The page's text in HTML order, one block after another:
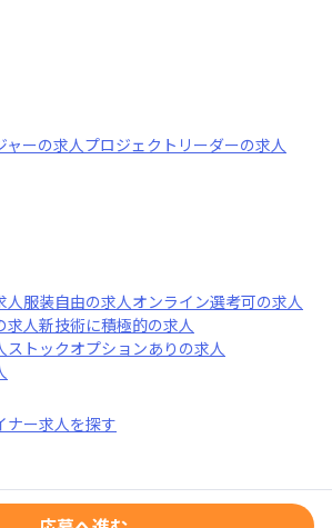
ャーの求人プロジェクトリーダーの求人
人服装自由の求人オンライン選考可の求人
求人新技術に積極的の求人
ストックオプションあり の求人
ナー求人を探す